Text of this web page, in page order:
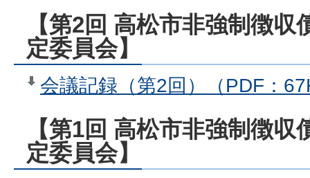
【第2回 高松市非強制徴
定委員会】
会議記録（第2回）（PDF：
【第1回 高松市非強制徴
定委員会】